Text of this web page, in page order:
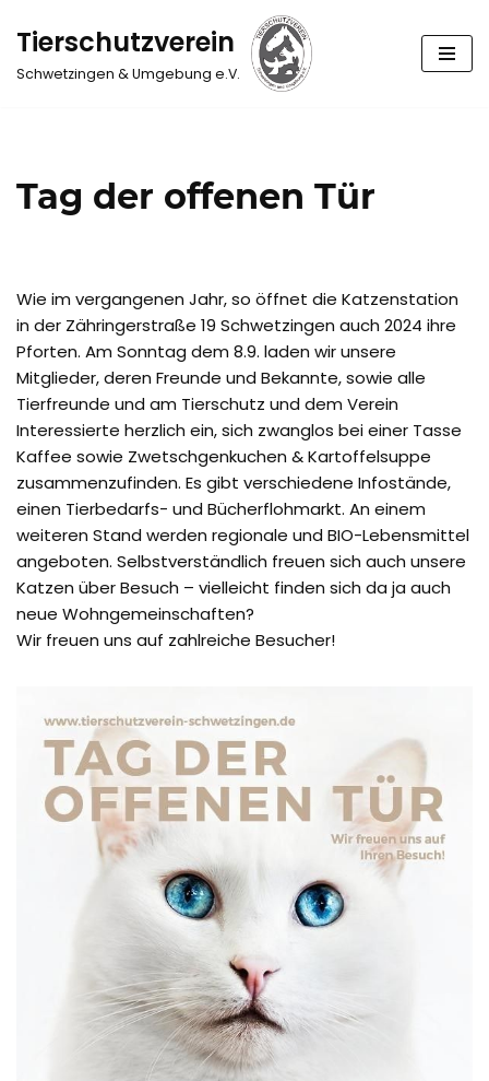
Zum
Inhalt
Tierschutzverein
Schwetzingen & Umgebung e.V.
Tag der offenen Tür
Wie im vergangenen Jahr, so öffnet die Katzenstation
in der Zähringerstraße 19 Schwetzingen auch 2024 ihre
Pforten. Am Sonntag dem 8.9. laden wir unsere
Mitglieder, deren Freunde und Bekannte, sowie alle
Tierfreunde und am Tierschutz und dem Verein
Interessierte herzlich ein, sich zwanglos bei einer Tasse
Kaffee sowie Zwetschgenkuchen & Kartoffelsuppe
zusammenzufinden. Es gibt verschiedene Infostände,
einen Tierbedarfs- und Bücherflohmarkt. An einem
weiteren Stand werden regionale und BIO-Lebensmittel
angeboten. Selbstverständlich freuen sich auch unsere
Katzen über Besuch – vielleicht finden sich da ja auch
neue Wohngemeinschaften?
Wir freuen uns auf zahlreiche Besucher!